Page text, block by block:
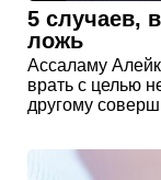
5 случаев,
ложь
Ассаламу
врать с целью
другому